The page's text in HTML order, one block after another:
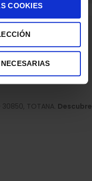
COOKIES
para el hogar con
30850, TOTANA. Descubre